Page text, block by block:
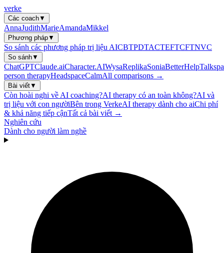
verke
Các coach▼
AnnaJudithMarieAmandaMikkel
Phương pháp▼
So sánh các phương pháp trị liệu AICBTPDTACTEFTCFTNVC
So sánh▼
ChatGPTClaude.aiCharacter.AIWysaReplikaSoniaBetterHelp
person therapyHeadspaceCalmAll comparisons →
Bài viết▼
Còn hoài nghi về AI coaching?AI therapy có an toàn không?AI và
trị liệu với con ngườiBên trong VerkeAI therapy dành cho aiChi phí
& khả năng tiếp cậnTất cả bài viết →
Nghiên cứu
Dành cho người làm nghề